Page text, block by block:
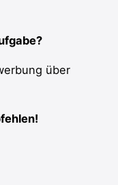
über